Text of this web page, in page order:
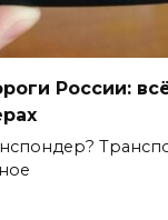
России: